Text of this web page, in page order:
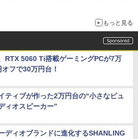
もっと見る
RTX 5060 Ti搭載ゲーミングPCが7万
フで30万円台！
ティブが作った2万円台の“小さなピュ
ィオスピーカー”
ディオブランドに進化するSHANLING